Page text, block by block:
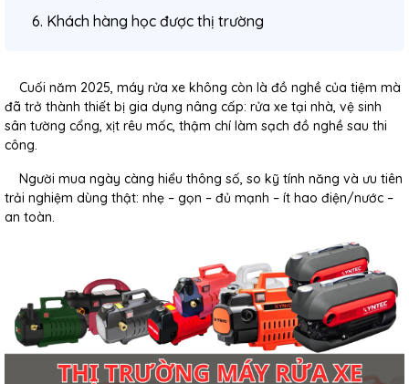
6. Khách hàng học được thị trường
Cuối năm 2025, máy rửa xe không còn là đồ nghề của tiệm mà
đã trở thành thiết bị gia dụng nâng cấp: rửa xe tại nhà, vệ sinh
sân tường cổng, xịt rêu mốc, thậm chí làm sạch đồ nghề sau thi
công.
Người mua ngày càng hiểu thông số, so kỹ tính năng và ưu tiên
trải nghiệm dùng thật: nhẹ – gọn – đủ mạnh – ít hao điện/nước –
an toàn.